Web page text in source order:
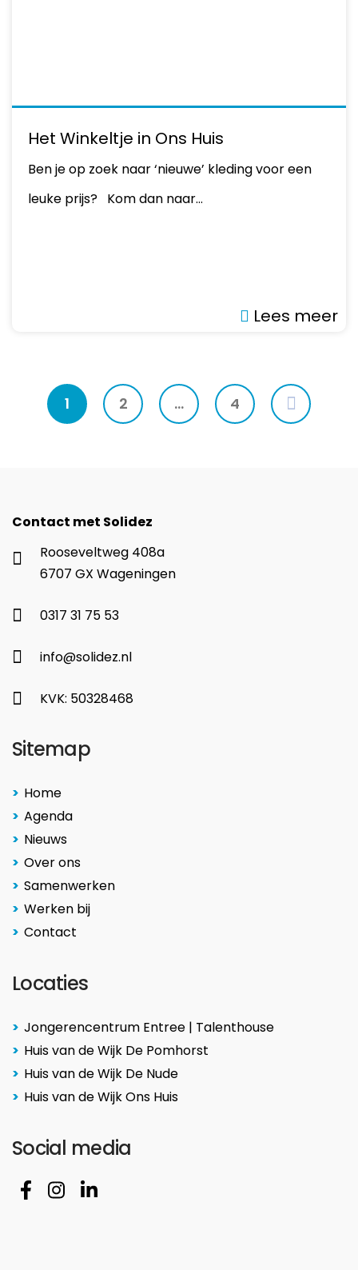
Het Winkeltje in Ons Huis
Ben je op zoek naar ‘nieuwe’ kleding voor een
leuke prijs? Kom dan naar…
Lees meer
1 2 … 4
Contact met Solidez
Rooseveltweg 408a
6707 GX Wageningen
0317 31 75 53
info@solidez.nl
KVK: 50328468
Sitemap
Home
Agenda
Nieuws
Over ons
Samenwerken
Werken bij
Contact
Locaties
Jongerencentrum Entree | Talenthouse
Huis van de Wijk De Pomhorst
Huis van de Wijk De Nude
Huis van de Wijk Ons Huis
Social media